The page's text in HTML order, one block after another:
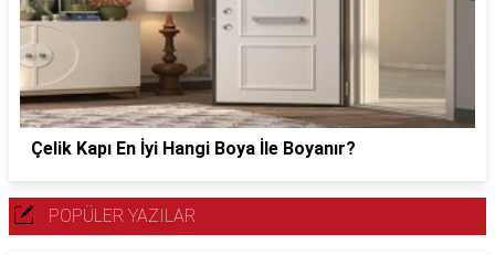
Çelik Kapı En İyi Hangi Boya İle Boyanır?
POPÜLER YAZILAR